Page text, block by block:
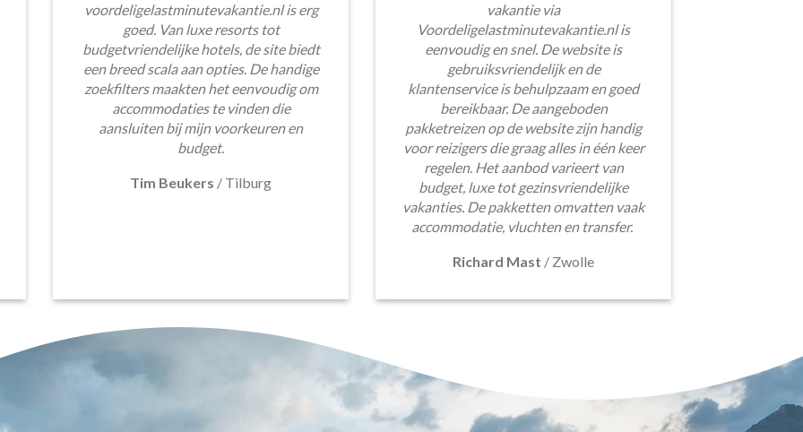
voordeligelastminutevakantie.nl is erg
goed. Van luxe resorts tot
budgetvriendelijke hotels, de site biedt
een breed scala aan opties. De handige
zoekfilters maakten het eenvoudig om
accommodaties te vinden die
aansluiten bij mijn voorkeuren en
budget.
Tim Beukers / Tilburg
vakantie via
Voordeligelastminutevakantie.nl is
eenvoudig en snel. De website is
gebruiksvriendelijk en de
klantenservice is behulpzaam en goed
bereikbaar. De aangeboden
pakketreizen op de website zijn handig
voor reizigers die graag alles in één keer
regelen. Het aanbod varieert van
budget, luxe tot gezinsvriendelijke
vakanties. De pakketten omvatten vaak
accommodatie, vluchten en transfer.
Richard Mast / Zwolle